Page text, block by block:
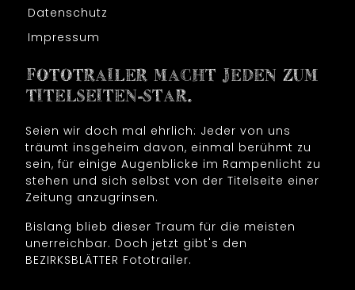
Datenschutz
Impressum
FOTOTRAILER MACHT JEDEN ZUM
TITELSEITEN-STAR.
Seien wir doch mal ehrlich: Jeder von uns
träumt insgeheim davon, einmal berühmt zu
sein, für einige Augenblicke im Rampenlicht zu
stehen und sich selbst von der Titelseite einer
Zeitung anzugrinsen.
Bislang blieb dieser Traum für die meisten
unerreichbar. Doch jetzt gibt's den
BEZIRKSBLÄTTER Fototrailer.